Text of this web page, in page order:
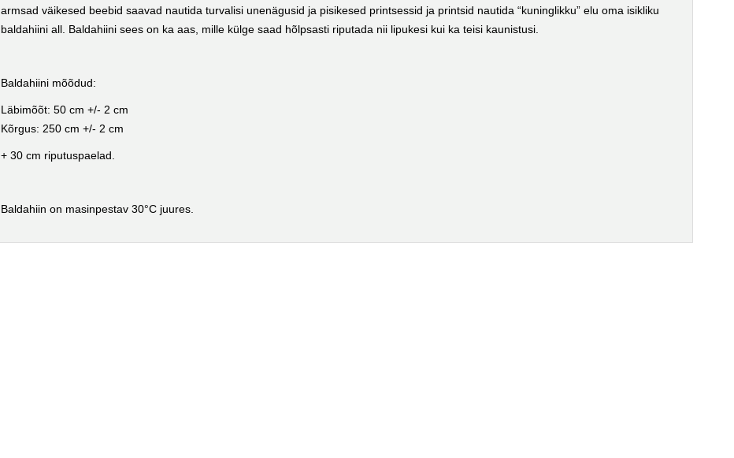
armsad väikesed beebid saavad nautida turvalisi unenägusid ja pisikesed printsessid ja printsid nautida “kuninglikku” elu oma isikliku
baldahiini all. Baldahiini sees on ka aas, mille külge saad hõlpsasti riputada nii lipukesi kui ka teisi kaunistusi.
Baldahiini mõõdud:
Läbimõõt: 50 cm +/- 2 cm
Kõrgus: 250 cm +/- 2 cm
+ 30 cm riputuspaelad.
Baldahiin on masinpestav 30°C juures.